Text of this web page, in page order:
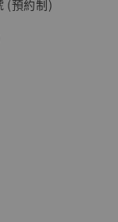
(預約制)